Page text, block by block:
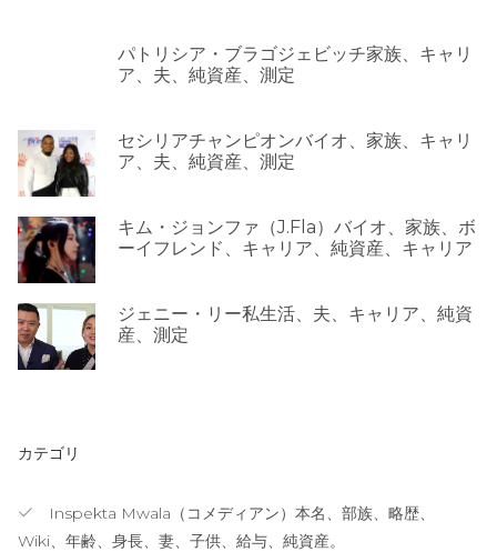
パトリシア・ブラゴジェビッチ家族、キャリ
ア、夫、純資産、測定
セシリアチャンピオンバイオ、家族、キャリ
ア、夫、純資産、測定
キム・ジョンファ（J.Fla）バイオ、家族、ボ
ーイフレンド、キャリア、純資産、キャリア
ジェニー・リー私生活、夫、キャリア、純資
産、測定
カテゴリ
Inspekta Mwala（コメディアン）本名、部族、略歴、
Wiki、年齢、身長、妻、子供、給与、純資産。